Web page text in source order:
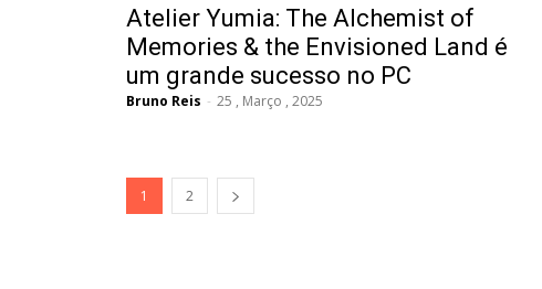
Atelier Yumia: The Alchemist of
Memories & the Envisioned Land é
um grande sucesso no PC
Bruno Reis - 25 , Março , 2025
1 2